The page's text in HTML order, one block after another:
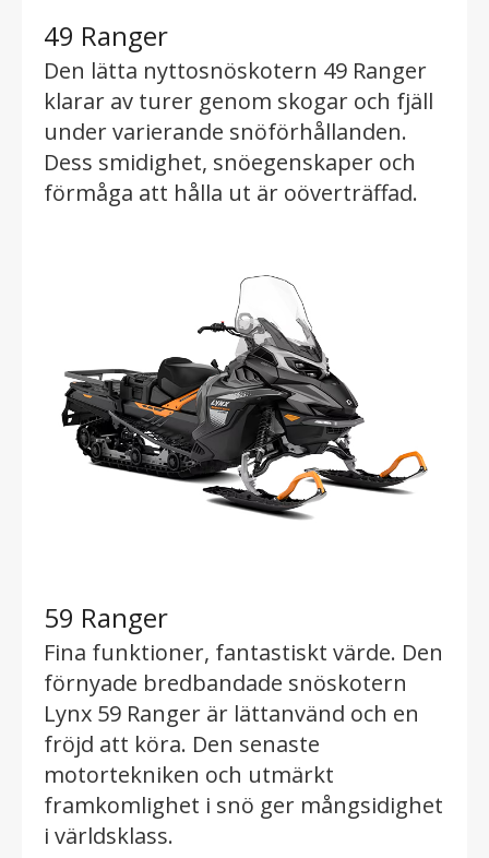
49 Ranger
Den lätta nyttosnöskotern 49 Ranger
klarar av turer genom skogar och fjäll
under varierande snöförhållanden.
Dess smidighet, snöegenskaper och
förmåga att hålla ut är oöverträffad.
59 Ranger
Fina funktioner, fantastiskt värde. Den
förnyade bredbandade snöskotern
Lynx 59 Ranger är lättanvänd och en
fröjd att köra. Den senaste
motortekniken och utmärkt
framkomlighet i snö ger mångsidighet
i världsklass.